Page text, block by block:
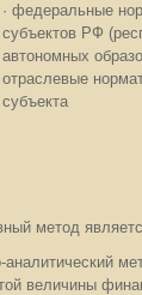
· федеральные
субъектов РФ
автономных
отраслевые
субъекта
метод
аналитический
величины